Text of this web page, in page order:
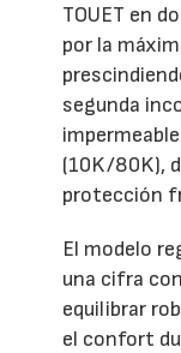
TOUET en
por la
segunda
(10K/80K),
protección
El modelo
una cifra
equilibrar
el confort